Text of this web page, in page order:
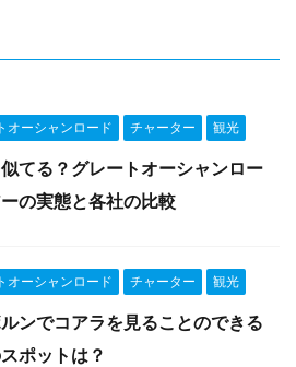
オーシャンロード チャーター 観光
てる？グレートオーシャンロー
ーの実態と各社の比較
オーシャンロード チャーター 観光
ンでコアラを見ることのできる
ポットは？